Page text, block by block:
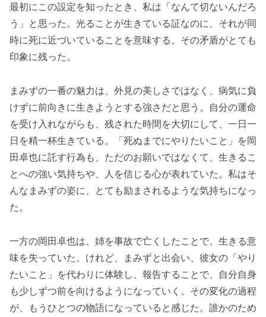
最初にこの設定を知ったとき、私は「なんて切ないんだろ
う」と思った。光ることが生きている証なのに、それが同
時に死に近づいていることを意味する。その矛盾がとても
印象に残った。
まみずの一番の魅力は、外見の美しさではなく、病気に負
けずに前向きに生きようとする強さだと思う。自分の運命
を受け入れながらも、残された時間を大切にして、一日一
日を精一杯生きている。「死ぬまでにやりたいこと」を岡
田卓也に託す行為も、ただのお願いではなくて、生きるこ
とへの強い気持ちや、人を信じる心が表れていた。私はそ
んなまみずの姿に、とても励まされるような気持ちになっ
た。
一方の岡田卓也は、姉を事故で亡くしたことで、生きる意
味を失っていた。けれど、まみずと出会い、彼女の「やり
たいこと」を代わりに体験し、報告することで、自分自身
も少しずつ前を向けるようになっていく。その変化の過程
が、もうひとつの物語になっていると感じた。誰かのため